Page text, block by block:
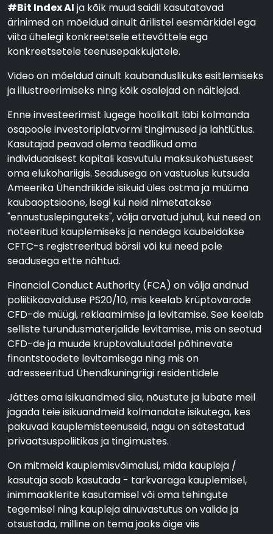
#Bit Index AI ja kõik muud saidil kasutatavad
ärinimed on mõeldud ainult ärilistel eesmärkidel ega
viita ühelegi konkreetsele ettevõttele ega
konkreetsetele teenusepakkujatele.
Video on mõeldud ainult kaubanduslikuks esitlemiseks
ja illustreerimiseks ning kõik osalejad on näitlejad.
Enne investeerimist lugege hoolikalt läbi kolmanda
osapoole investoriplatvormi tingimused ja lahtiütlus.
Kasutajad peavad olema teadlikud oma
individuaalsest kapitali kasvutulu maksukohustusest
oma elukohariigis. Seadusega on vastuolus kutsuda
Ameerika Ühendriikide isikuid üles ostma ja müüma
kaubaoptsioone, isegi kui neid nimetatakse
"ennustuslepinguteks", välja arvatud juhul, kui need on
noteeritud kauplemiseks ja nendega kaubeldakse
CFTC-s registreeritud börsil või kui need pole
seadusega ette nähtud.
Financial Conduct Authority (FCA) on välja andnud
poliitikaavalduse PS20/10, mis keelab krüptovarade
CFD-de müügi, reklaamimise ja levitamise. See keelab
selliste turundusmaterjalide levitamise, mis on seotud
CFD-de ja muude krüptovaluutadel põhinevate
finantstoodete levitamisega ning mis on
adresseeritud Ühendkuningriigi residentidele
Jättes oma isikuandmed siia, nõustute ja lubate meil
jagada teie isikuandmeid kolmandate isikutega, kes
pakuvad kauplemisteenuseid, nagu on sätestatud
privaatsuspoliitikas ja tingimustes.
On mitmeid kauplemisvõimalusi, mida kaupleja /
kasutaja saab kasutada - tarkvaraga kauplemisel,
inimmaaklerite kasutamisel või oma tehingute
tegemisel ning kaupleja ainuvastutus on valida ja
otsustada, milline on tema jaoks õige viis